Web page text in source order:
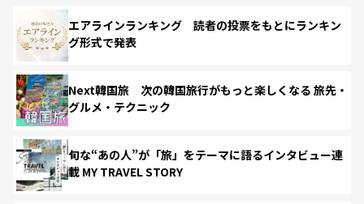
エアラインランキング 読者の投票をもとにランキン
グ形式で発表
Next韓国旅 次の韓国旅行がもっと楽しくなる 旅先・
グルメ・テクニック
旬な“あの人”が「旅」をテーマに語るインタビュー連
載 MY TRAVEL STORY